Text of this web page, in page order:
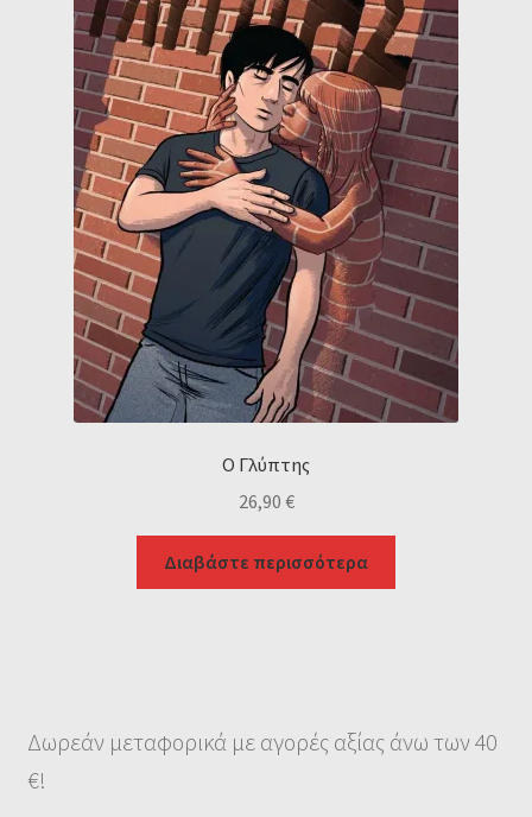
Ο Γλύπτης
26,90 €
Διαβάστε περισσότερα
Δωρεάν μεταφορικά με αγορές αξίας άνω των 40
€!